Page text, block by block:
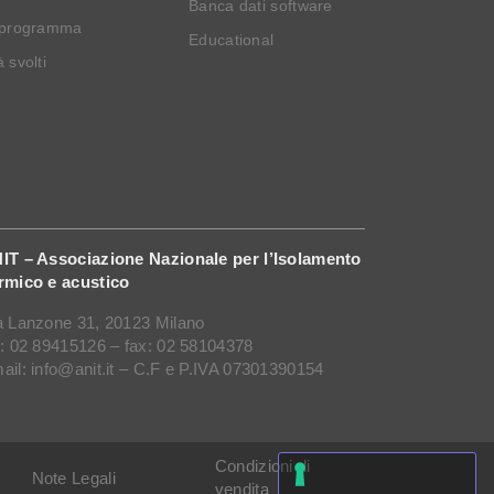
svolti
Banca dati software
Educational
– Associazione Nazionale per l’Isolamento
e acustico
Lanzone 31, 20123 Milano
02 89415126 – fax: 02 58104378
info@anit.it – C.F e P.IVA 07301390154
Note Legali
Condizioni di
vendita